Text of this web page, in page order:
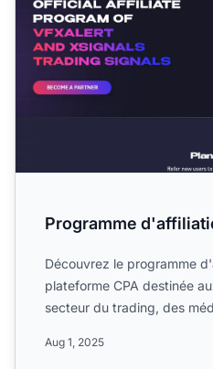
Programme
Découvrez le programme
plateforme CPA destinée
secteur du trading, des
Aug 1, 2025